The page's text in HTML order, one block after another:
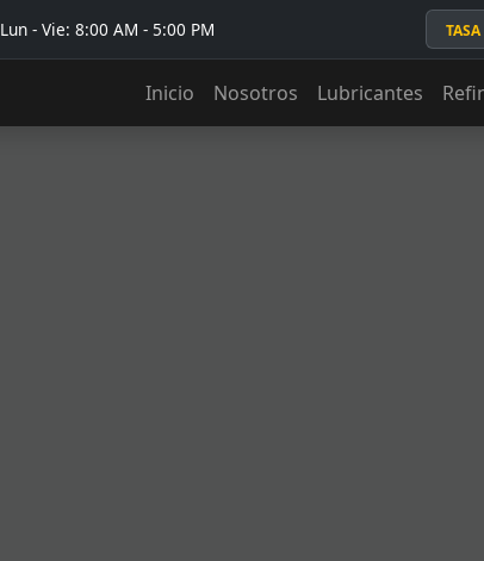
Lun - Vie: 8:00 AM - 5:00 PM
Inicio Nosotros Lubricantes